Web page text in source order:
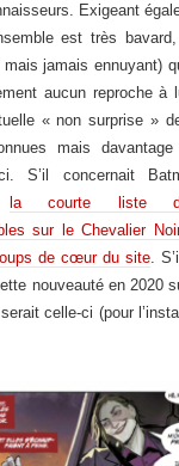
Exigeant
est très
jamais ennuyant)
aucun reproche à
« non surprise »
mais
S’il concernait
la courte liste
sur le Chevalier
de cœur du site.
nouveauté en 2020
celle-ci (pour